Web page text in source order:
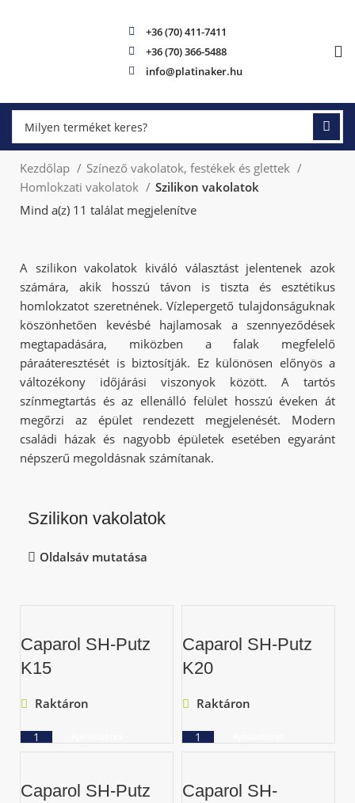
+36 (70) 411-7411
+36 (70) 366-5488
info@platinaker.hu
Kezdőlap
Színező vakolatok, festékek és glettek
Homlokzati vakolatok
Szilikon vakolatok
Mind a(z) 11 találat megjelenítve
A szilikon vakolatok kiváló választást jelentenek azok
számára, akik hosszú távon is tiszta és esztétikus
homlokzatot szeretnének. Vízlepergető tulajdonságuknak
köszönhetően kevésbé hajlamosak a szennyeződések
megtapadására, miközben a falak megfelelő
páraáteresztését is biztosítják. Ez különösen előnyös a
változékony időjárási viszonyok között. A tartós
színmegtartás és az ellenálló felület hosszú éveken át
megőrzi az épület rendezett megjelenését. Modern
családi házak és nagyobb épületek esetében egyaránt
népszerű megoldásnak számítanak.
Szilikon vakolatok
Oldalsáv mutatása
Caparol SH-Putz
K15
Raktáron
Caparol SH-Putz
K20
Raktáron
Caparol SH-Putz
Caparol SH-